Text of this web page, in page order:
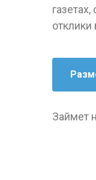
отклики
Займет